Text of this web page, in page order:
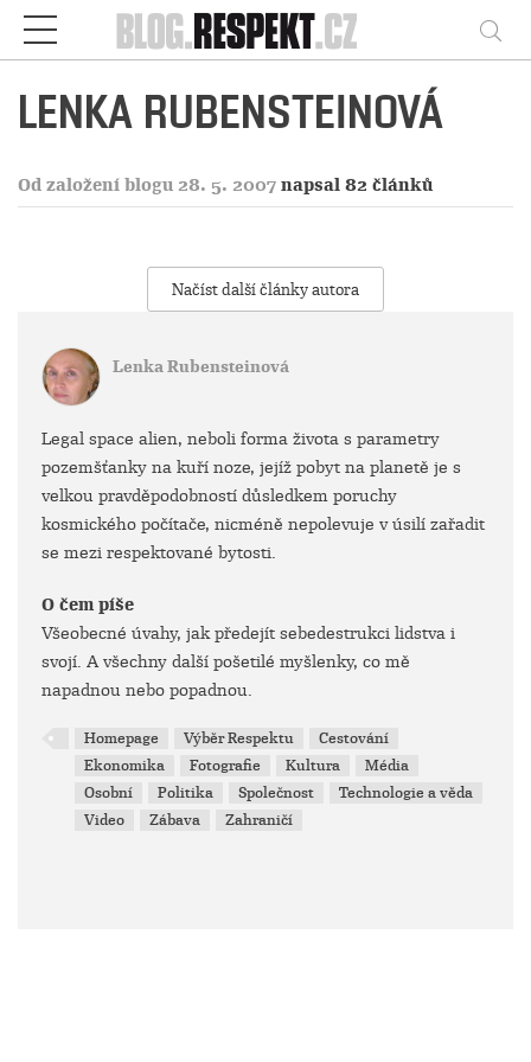
Respekt
LENKA RUBENSTEINOVÁ
Od založení blogu 28. 5. 2007 napsal 82 článků
Načíst další články autora
Lenka Rubensteinová
Legal space alien, neboli forma života s parametry
pozemšťanky na kuří noze, jejíž pobyt na planetě je s
velkou pravděpodobností důsledkem poruchy
kosmického počítače, nicméně nepolevuje v úsilí zařadit
se mezi respektované bytosti.
O čem píše
Všeobecné úvahy, jak předejít sebedestrukci lidstva i
svojí. A všechny další pošetilé myšlenky, co mě
napadnou nebo popadnou.
Homepage Výběr Respektu
Cestování
Ekonomika
Fotografie Kultura
Média
Osobní
Politika Společnost
Technologie a věda
Video
Zábava Zahraničí